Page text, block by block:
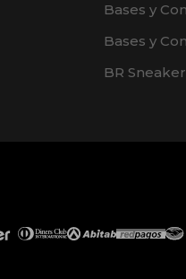
Bases y
Bases y
BR